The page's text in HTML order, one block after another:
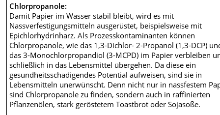
Chlorpropanole:
Damit Papier im Wasser stabil bleibt, wird es mit
Nassverfestigungsmitteln ausgerüstet, beispielsweise mit
Epichlorhydrinharz. Als Prozesskontaminanten können
Chlorpropanole, wie das 1,3-Dichlor- 2-Propanol (1,3-DCP)
das 3-Monochlorpropandiol (3-MCPD) im Papier verbleiben
schließlich in das Lebensmittel übergehen. Da diese ein
gesundheitsschädigendes Potential aufweisen, sind sie in
Lebensmitteln unerwünscht. Denn nicht nur in nassfestem
sind Chlorpropanole zu finden, sondern auch in raffinierten
Pflanzenölen, stark geröstetem Toastbrot oder Sojasoße.